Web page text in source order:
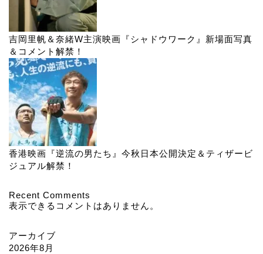
吉岡里帆＆奈緒W主演映画『シャドウワーク』新場面写真
＆コメント解禁！
香港映画『逆流の男たち』今秋日本公開決定＆ティザービ
ジュアル解禁！
Recent Comments
表示できるコメントはありません。
アーカイブ
2026年8月